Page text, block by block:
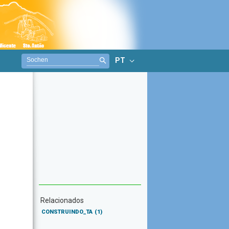
PT
Relacionados
CONSTRUINDO_TA (1)